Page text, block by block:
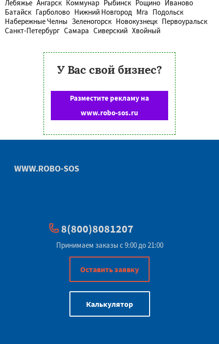
Лебяжье Ангарск Коммунар Рыбинск Рощино Иваново
Батайск Гарболово Нижний Новгород Мга Подольск
Набережные Челны Зеленогорск Новокузнецк Первоуральск
Санкт-Петербург Самара Сиверский Хвойный
У Вас свой бизнес?
Разместите рекламу на
www.robo-sos.ru
WWW.ROBO-SOS
8(800)8081207
Принимаем заказы с 9:00 до 21:00
Оставить заявку
Калькулятор